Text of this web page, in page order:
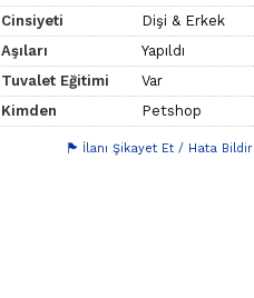
Cinsiyeti
Dişi & Erkek
Aşıları
Yapıldı
Tuvalet Eğitimi
Var
Kimden
Petshop
İlanı Şikayet Et / Hata Bildir